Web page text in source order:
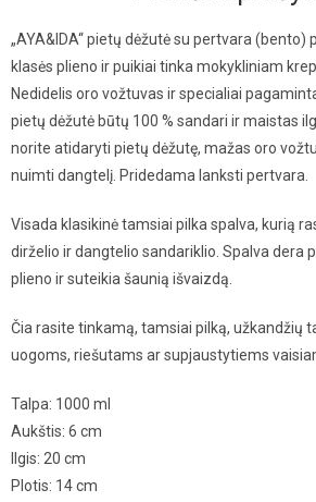
„AYA&IDA“ pietų dėžutė su pertvara (bento)
klasės plieno ir puikiai tinka mokykliniam
Nedidelis oro vožtuvas ir specialiai
pietų dėžutė būtų 100 % sandari ir maistas
norite atidaryti pietų dėžutę, mažas oro
nuimti dangtelį. Pridedama lanksti pertvara.
Visada klasikinė tamsiai pilka spalva, kurią
dirželio ir dangtelio sandariklio. Spalva dera
plieno ir suteikia šaunią išvaizdą.
Čia rasite tinkamą, tamsiai pilką, užkandžių
uogoms, riešutams ar supjaustytiems
Talpa: 1000 ml
Aukštis: 6 cm
Ilgis: 20 cm
Plotis: 14 cm